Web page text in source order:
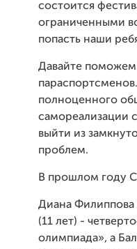
состоится
ограниченными
попасть наши
Давайте поможем
полноценного
самореализации
выйти из
проблем.
В прошлом году
Диана Филиппова
(11 лет) -
олимпиада», а